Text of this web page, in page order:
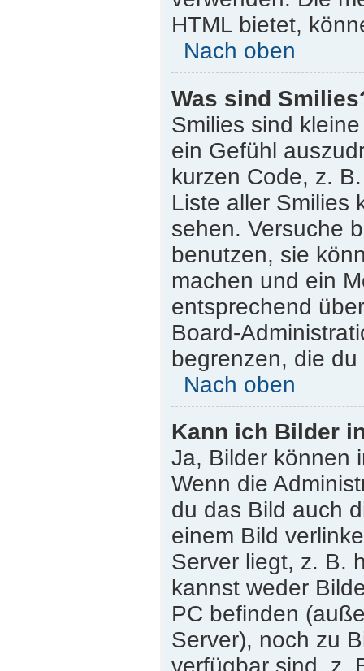
HTML bietet,
Nach oben
Was sind
Smilies sind
ein Gefühl
kurzen Code, z.
Liste aller Smilies
sehen. Versuche
benutzen, sie
machen und ein
entsprechend
Board-
begrenzen, die
Nach oben
Kann ich Bilder
Ja, Bilder können
Wenn die
du das Bild auch
einem Bild
Server liegt, z. B.
kannst weder
PC befinden
Server), noch zu
verfügbar sind, z.